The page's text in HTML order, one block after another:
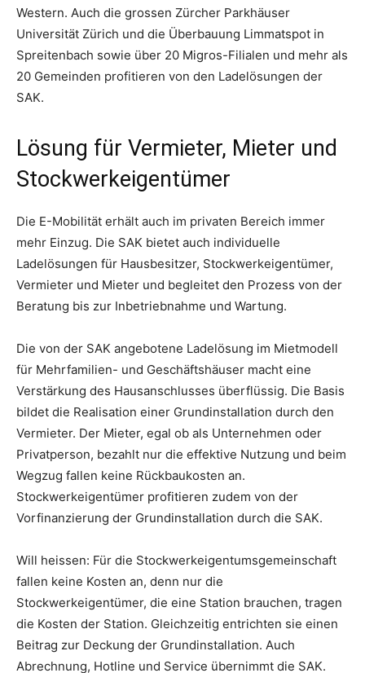
Western. Auch die grossen Zürcher Parkhäuser
Universität Zürich und die Überbauung Limmatspot in
Spreitenbach sowie über 20 Migros-Filialen und mehr als
20 Gemeinden profitieren von den Ladelösungen der
SAK.
Lösung für Vermieter, Mieter und
Stockwerkeigentümer
Die E-Mobilität erhält auch im privaten Bereich immer
mehr Einzug. Die SAK bietet auch individuelle
Ladelösungen für Hausbesitzer, Stockwerkeigentümer,
Vermieter und Mieter und begleitet den Prozess von der
Beratung bis zur Inbetriebnahme und Wartung.
Die von der SAK angebotene Ladelösung im Mietmodell
für Mehrfamilien- und Geschäftshäuser macht eine
Verstärkung des Hausanschlusses überflüssig. Die Basis
bildet die Realisation einer Grundinstallation durch den
Vermieter. Der Mieter, egal ob als Unternehmen oder
Privatperson, bezahlt nur die effektive Nutzung und beim
Wegzug fallen keine Rückbaukosten an.
Stockwerkeigentümer profitieren zudem von der
Vorfinanzierung der Grundinstallation durch die SAK.
Will heissen: Für die Stockwerkeigentumsgemeinschaft
fallen keine Kosten an, denn nur die
Stockwerkeigentümer, die eine Station brauchen, tragen
die Kosten der Station. Gleichzeitig entrichten sie einen
Beitrag zur Deckung der Grundinstallation. Auch
Abrechnung, Hotline und Service übernimmt die SAK.